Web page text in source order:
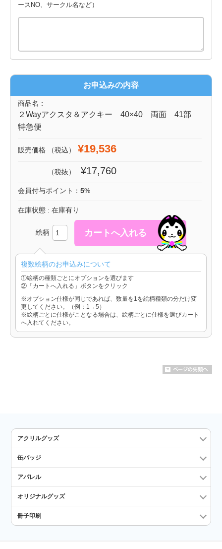
ースNO、サークル名など）
お申込みの内容
商品名：
２Wayアクスタ＆アクキー 40×40 両面 41部
特急便
販売価格 （税込） ¥19,536
（税抜） ¥17,760
会員付与ポイント： 5%
在庫状態 : 在庫有り
絵柄
複数絵柄のお申込みについて
①絵柄の種類ごとにオプションを選びます
②「カートへ入れる」ボタンをクリック
※オプション仕様が同じであれば、数量を1を絵柄種類の分だけ変
更してください。（例：1→5）
※絵柄ごとに仕様がことなる場合は、絵柄ごとに仕様を選びカート
へ入れてください。
アクリルグッズ
缶バッジ
アパレル
オリジナルグッズ
冊子印刷